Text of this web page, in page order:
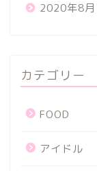
2020年8月
カテゴリー
FOOD
アイドル